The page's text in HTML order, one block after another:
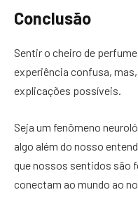
Conclusão
Sentir o cheiro de
experiência confusa,
explicações possíveis.
Seja um fenômeno
algo além do nosso
que nossos sentidos são
conectam ao mundo ao